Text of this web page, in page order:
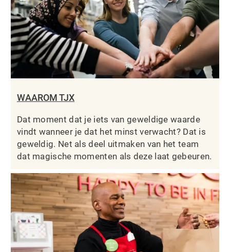
WAAROM TJX
Dat moment dat je iets van geweldige waarde
vindt wanneer je dat het minst verwacht? Dat is
geweldig. Net als deel uitmaken van het team
dat magische momenten als deze laat gebeuren.